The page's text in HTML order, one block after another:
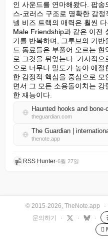
인 사운드를 연마해왔다. 팝
스-코러스 구조로 명확한 감
넬 비즈 트랙의 매력은 훨씬
Male Friendship과 같은 이전
기를 반복하며, 그루브의 기
드 동료들은 부풀어 오르는
로 그것을 뒤엎는다. 가사적
으로 너무나 밀도가 높아 애
한 감정적 핵심을 중심으로
면서 그 모든 소용돌이치는
한 재능이다.
theguardian.com
The Guardian |
thenote.app
RSS Hunter•6월 27일
© 2015-2026, TheNote.app ·
문의하기
· · ·
